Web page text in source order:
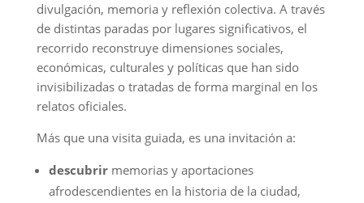
divulgación, memoria y reflexión colectiva. A través
de distintas paradas por lugares significativos, el
recorrido reconstruye dimensiones sociales,
económicas, culturales y políticas que han sido
invisibilizadas o tratadas de forma marginal en los
relatos oficiales.
Más que una visita guiada, es una invitación a:
descubrirmemorias y aportaciones
afrodescendientes en la historia de la ciudad,